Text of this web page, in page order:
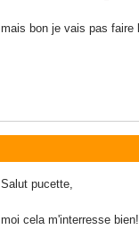
mais bon je vais pas faire
Salut pucette,
moi cela m'interresse